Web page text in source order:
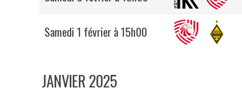
Samedi 1 février à 15h00
JANVIER 2025